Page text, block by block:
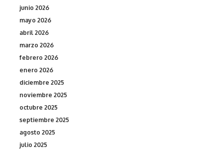
junio 2026
mayo 2026
abril 2026
marzo 2026
febrero 2026
enero 2026
diciembre 2025
noviembre 2025
octubre 2025
septiembre 2025
agosto 2025
julio 2025